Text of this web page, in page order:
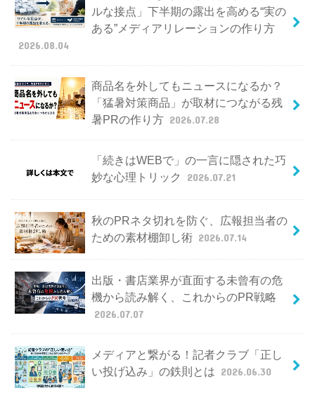
ルな接点」下半期の露出を高める“実の
ある”メディアリレーションの作り方
2026.08.04
商品名を外してもニュースになるか？
「猛暑対策商品」が取材につながる残
暑PRの作り方 2026.07.28
「続きはWEBで」の一言に隠された巧
妙な心理トリック
2026.07.21
秋のPRネタ切れを防ぐ、広報担当者の
ための素材棚卸し術 2026.07.14
出版・書店業界が直面する未曾有の危
機から読み解く、これからのPR戦略
2026.07.07
メディアと繋がる！記者クラブ「正し
い投げ込み」の鉄則とは 2026.06.30